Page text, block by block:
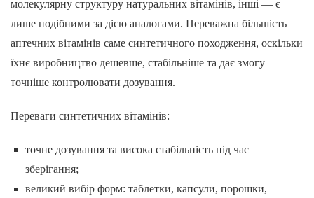
молекулярну структуру натуральних вітамінів, інші — є
лише подібними за дією аналогами. Переважна більшість
аптечних вітамінів саме синтетичного походження, оскільки
їхнє виробництво дешевше, стабільніше та дає змогу
точніше контролювати дозування.
Переваги синтетичних вітамінів:
точне дозування та висока стабільність під час
зберігання;
великий вибір форм: таблетки, капсули, порошки,